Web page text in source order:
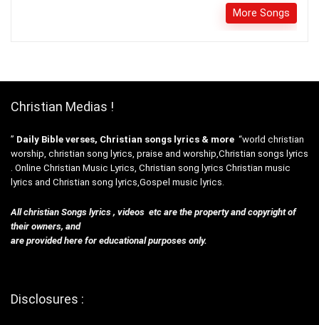
More Songs
Christian Medias !
” Daily Bible verses, Christian songs lyrics & more “world christian
worship, christian song lyrics, praise and worship,Christian songs lyrics
. Online Christian Music Lyrics, Christian song lyrics Christian music
lyrics and Christian song lyrics,Gospel music lyrics.
All christian Songs lyrics , videos etc are the property and copyright of
their owners, and
are provided here for educational purposes only.
Disclosures :